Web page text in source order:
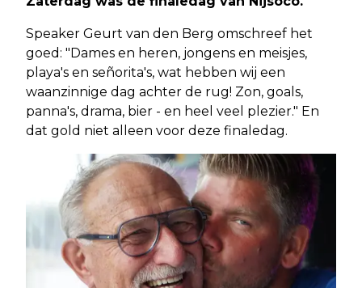
Speaker Geurt van den Berg omschreef het
goed: "Dames en heren, jongens en meisjes,
playa's en señorita's, wat hebben wij een
waanzinnige dag achter de rug! Zon, goals,
panna's, drama, bier - en heel veel plezier." En
dat gold niet alleen voor deze finaledag.